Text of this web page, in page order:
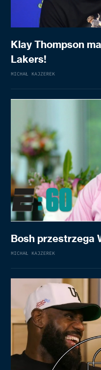
Klay Thompson
Lakers!
MICHAŁ KAJZEREK
Bosh przestrzega
MICHAŁ KAJZEREK